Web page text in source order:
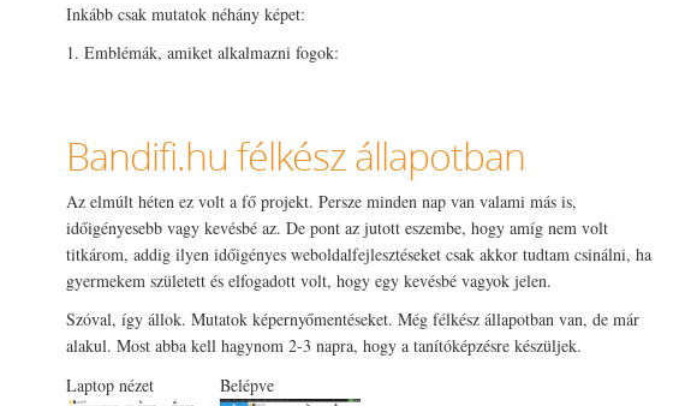
Inkább csak mutatok néhány képet:
1. Emblémák, amiket alkalmazni fogok:
Bandifi.hu félkész állapotban
Az elmúlt héten ez volt a fő projekt. Persze minden nap van valami más is,
időigényesebb vagy kevésbé az. De pont az jutott eszembe, hogy amíg nem volt
titkárom, addig ilyen időigényes weboldalfejlesztéseket csak akkor tudtam csinálni, ha
gyermekem született és elfogadott volt, hogy egy kevésbé vagyok jelen.
Szóval, így állok. Mutatok képernyőmentéseket. Még félkész állapotban van, de már
alakul. Most abba kell hagynom 2-3 napra, hogy a tanítóképzésre készüljek.
Laptop nézet
Belépve